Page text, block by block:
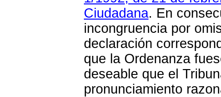
Ciudadana. En
incongruencia por
declaración
que la Ordenanza
deseable que el
pronunciamiento